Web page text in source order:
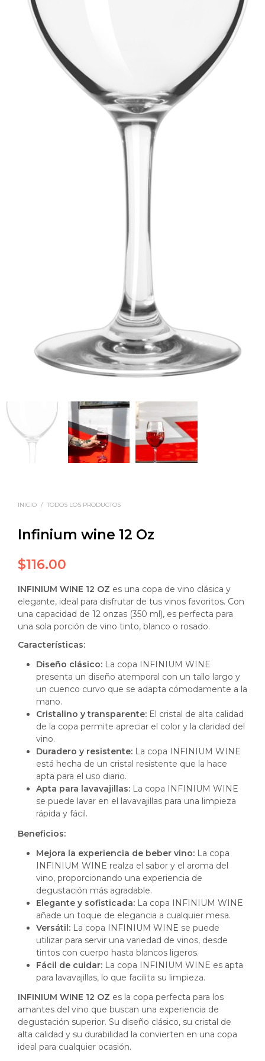
INICIO / TODOS LOS PRODUCTOS
Infinium wine 12 Oz
$116.00
INFINIUM WINE 12 OZ es una copa de vino clásica y
elegante, ideal para disfrutar de tus vinos favoritos. Con
una capacidad de 12 onzas (350 ml), es perfecta para
una sola porción de vino tinto, blanco o rosado.
Características:
Diseño clásico: La copa INFINIUM WINE
presenta un diseño atemporal con un tallo largo y
un cuenco curvo que se adapta cómodamente a la
mano.
Cristalino y transparente:El cristal de alta calidad
de la copa permite apreciar el color y la claridad del
vino.
Duradero y resistente: La copa INFINIUM WINE
está hecha de un cristal resistente que la hace
apta para el uso diario.
Apta para lavavajillas:La copa INFINIUM WINE
se puede lavar en el lavavajillas para una limpieza
rápida y fácil.
Beneficios:
Mejora la experiencia de beber vino: La copa
INFINIUM WINE realza el sabor y el aroma del
vino, proporcionando una experiencia de
degustación más agradable.
Elegante y sofisticada:La copa INFINIUM WINE
añade un toque de elegancia a cualquier mesa.
Versátil: La copa INFINIUM WINE se puede
utilizar para servir una variedad de vinos, desde
tintos con cuerpo hasta blancos ligeros.
Fácil de cuidar:La copa INFINIUM WINE es apta
para lavavajillas, lo que facilita su limpieza.
INFINIUM WINE 12 OZ es la copa perfecta para los
amantes del vino que buscan una experiencia de
degustación superior. Su diseño clásico, su cristal de
alta calidad y su durabilidad la convierten en una copa
ideal para cualquier ocasión.